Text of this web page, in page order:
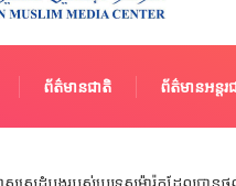
ព័ត៌មានជាតិ ព័ត៌មានអន្តរ